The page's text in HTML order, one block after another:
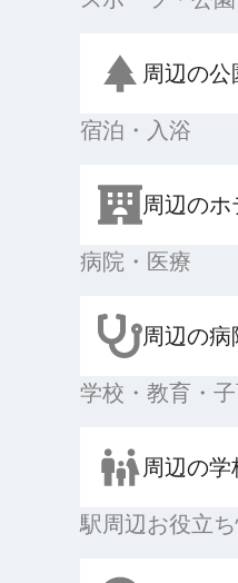
周辺の公
宿泊・入浴
周辺のホ
病院・医療
周辺の病
学校・教育・
周辺の
駅周辺お役立